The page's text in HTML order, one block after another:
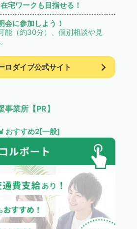
宅ワークも目指せる！
会に参加しよう！
能（約30分）、個別相談や見
ロダイブ公式サイト
業所【PR】
おすすめ2[一般]